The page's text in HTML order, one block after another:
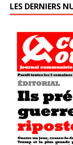
LES DERNIERS